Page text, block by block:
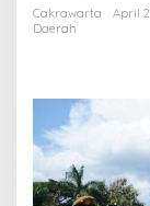
Cakrawarta
April
Daerah